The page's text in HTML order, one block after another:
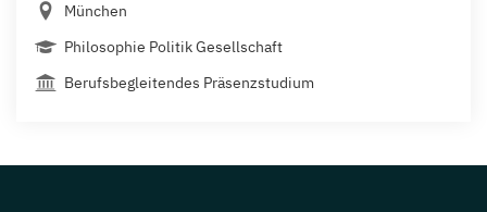
München
Philosophie Politik Gesellschaft
Berufsbegleitendes Präsenzstudium